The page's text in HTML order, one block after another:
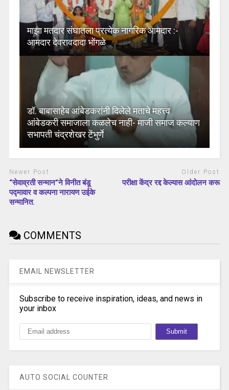
माझा मतदार संघातला प्रत्येक नागरिक आमदार :-
आमदार देवरावदादा भोंगळे
डॉ. बाबासाहेब आंबेडकरांनी दिलेले मताचे महत्त्व
आंबेडकरी समाजाला कळलेच नाही- माजी समाज कल्याण
सभापती चंद्रशेखर टेंभुर्णे
Newer Post
“सेवाव्रती सन्मान”ने विनीत बंडू
पद्मावार व कल्पना नारायण उईके
सन्मानित.
Older Post
परीक्षा केंद्र रद्द केल्यास आंदोलन करू
COMMENTS
EMAIL NEWSLETTER
Subscribe to receive inspiration, ideas, and news in
your inbox
AUTO SOCIAL COUNTER